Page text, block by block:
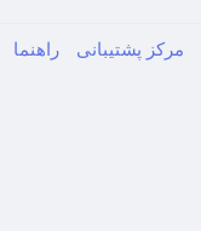
مرکز پشتیبانی راهنما